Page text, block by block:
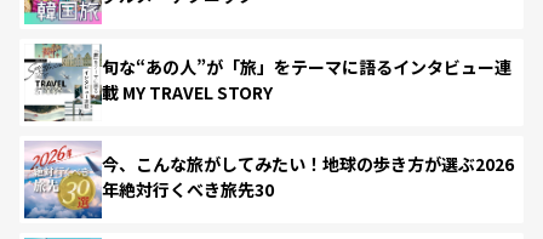
旬な“あの人”が「旅」をテーマに語るインタビュー連
載 MY TRAVEL STORY
今、こんな旅がしてみたい！地球の歩き方が選ぶ2026
年絶対行くべき旅先30